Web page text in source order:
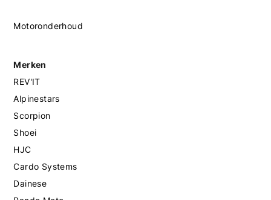
Motoronderhoud
Merken
REV'IT
Alpinestars
Scorpion
Shoei
HJC
Cardo Systems
Dainese